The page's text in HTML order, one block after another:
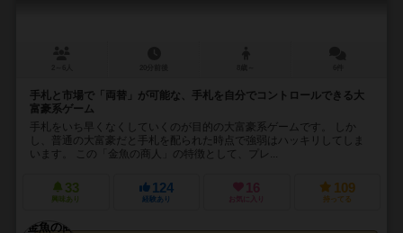
手札と市場で「両替」が可能な、手札を自分でコントロールできる大
富豪系ゲーム
手札をいち早くなくしていくのが目的の大富豪系ゲームです。 しか
し、普通の大富豪だと手札を配られた時点で強弱はハッキリしてしま
います。 この「金魚の商人」の特徴として、プレ...
33
興味あり
124
経験あり
16
お気に入り
109
持ってる